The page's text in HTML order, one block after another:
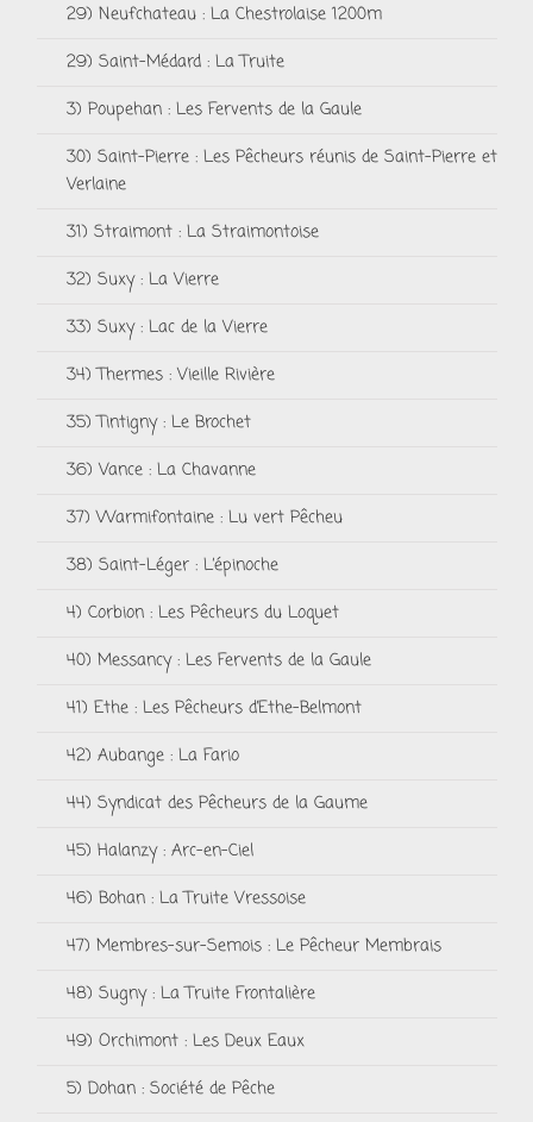
29) Neufchateau : La Chestrolaise 1200m
29) Saint-Médard : La Truite
3) Poupehan : Les Fervents de la Gaule
30) Saint-Pierre : Les Pêcheurs réunis de Saint-Pierre et
Verlaine
31) Straimont : La Straimontoise
32) Suxy : La Vierre
33) Suxy : Lac de la Vierre
34) Thermes : Vieille Rivière
35) Tintigny : Le Brochet
36) Vance : La Chavanne
37) Warmifontaine : Lu vert Pêcheu
38) Saint-Léger : L’épinoche
4) Corbion : Les Pêcheurs du Loquet
40) Messancy : Les Fervents de la Gaule
41) Ethe : Les Pêcheurs d’Ethe-Belmont
42) Aubange : La Fario
44) Syndicat des Pêcheurs de la Gaume
45) Halanzy : Arc-en-Ciel
46) Bohan : La Truite Vressoise
47) Membres-sur-Semois : Le Pêcheur Membrais
48) Sugny : La Truite Frontalière
49) Orchimont : Les Deux Eaux
5) Dohan : Société de Pêche